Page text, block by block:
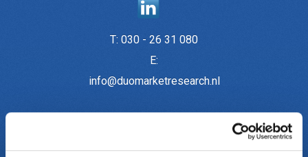
T: 030 - 26 31 080
E:
info@duomarketresearch.nl